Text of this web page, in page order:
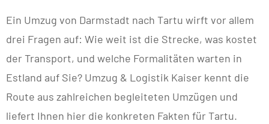
Ein Umzug von Darmstadt nach Tartu wirft vor allem
drei Fragen auf: Wie weit ist die Strecke, was kostet
der Transport, und welche Formalitäten warten in
Estland auf Sie? Umzug & Logistik Kaiser kennt die
Route aus zahlreichen begleiteten Umzügen und
liefert Ihnen hier die konkreten Fakten für Tartu.